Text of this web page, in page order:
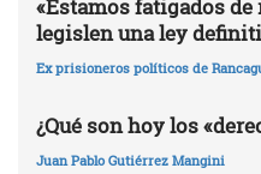
«Estamos fatigados
legislen una ley
Ex prisioneros políticos de
¿Qué son hoy los
Juan Pablo Gutiérrez Mangini